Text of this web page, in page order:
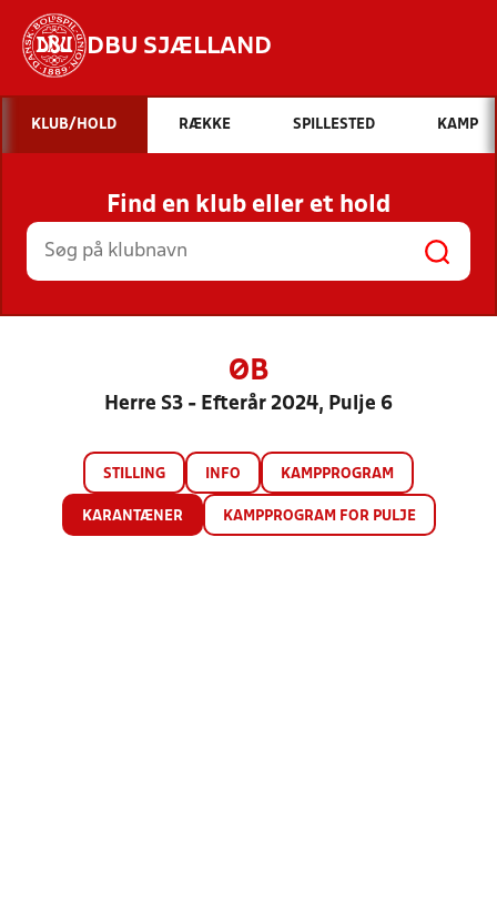
DBU SJÆLLAND
Hvad vil du søge efter?
INDHOLD OG NYHEDER
STILLINGER, RESULTATER, KLUBBER OG
HOLD
KLUB/HOLD RÆKKE SPILLESTED KAMP
Find en klub eller et hold
ØB
Herre S3 - Efterår 2024, Pulje 6
STILLING INFO KAMPPROGRAM
KARANTÆNER KAMPPROGRAM FOR PULJE